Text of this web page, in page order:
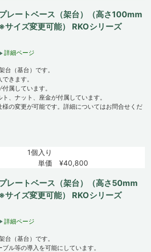
レートベース（架台）（高さ100mm
サイズ変更可能） RKOシリーズ
詳細ページ
（基台）です。
きます。
属しています。
、ナット、座金が付属しています。
の変更が可能です。詳細についてはお問合せくだ
1個入り
単価 ¥40,800
レートベース（架台）（高さ50mm
サイズ変更可能） RKOシリーズ
詳細ページ
（基台）です。
ル等の導入を可能にしています。